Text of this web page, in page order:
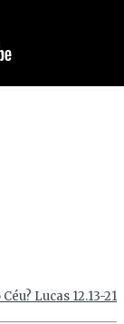
Lucas 12.13-21